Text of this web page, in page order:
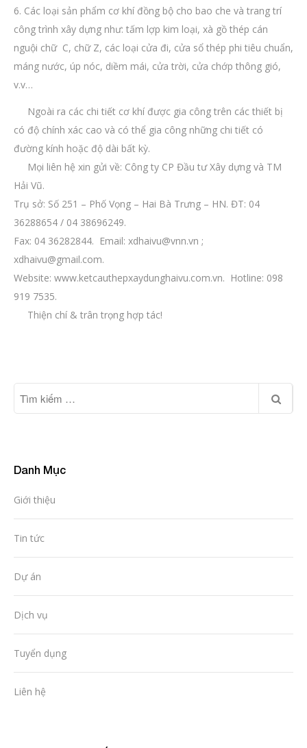
6. Các loại sản phẩm cơ khí đồng bộ cho bao che và trang trí
công trình xây dựng như: tấm lợp kim loại, xà gồ thép cán
nguội chữ C, chữ Z, các loại cửa đi, cửa sổ thép phi tiêu chuẩn,
máng nước, úp nóc, diềm mái, cửa trời, cửa chớp thông gió,
v.v…
Ngoài ra các chi tiết cơ khí được gia công trên các thiết bị
có độ chính xác cao và có thể gia công những chi tiết có
đường kính hoặc độ dài bất kỳ.
Mọi liên hệ xin gửi về: Công ty CP Đầu tư Xây dựng và TM
Hải Vũ.
Trụ sở: Số 251 – Phố Vọng – Hai Bà Trưng – HN. ĐT: 04
36288654 / 04 38696249.
Fax: 04 36282844. Email: xdhaivu@vnn.vn ;
xdhaivu@gmail.com.
Website: www.ketcauthepxaydunghaivu.com.vn. Hotline: 098
919 7535.
Thiện chí & trân trọng hợp tác!
Danh Mục
Giới thiệu
Tin tức
Dự án
Dịch vụ
Tuyển dụng
Liên hệ